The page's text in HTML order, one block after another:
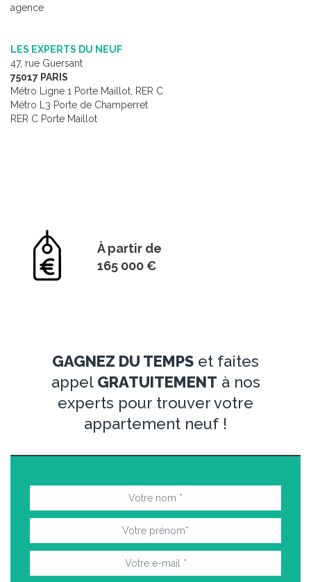
agence
LES EXPERTS DU NEUF
47, rue Guersant
75017 PARIS
Métro Ligne 1 Porte Maillot, RER C
Métro L3 Porte de Champerret
RER C Porte Maillot
À partir de
165 000 €
GAGNEZ DU TEMPS et faites
appel GRATUITEMENT à nos
experts pour trouver votre
appartement neuf !